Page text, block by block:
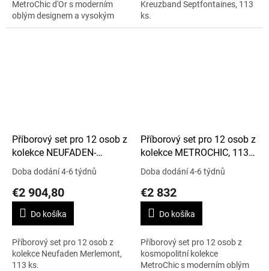
MetroChic d'Or s moderním
oblým designem a vysokým
leskem, 70 ks.
Kreuzband Septfontaines, 113
ks.
Příborový set pro 12 osob z
kolekce NEUFADEN-
MERLEMONT, 113 ks
Doba dodání 4-6 týdnů
€2 904,80
Do košíka
Příborový set pro 12 osob z
kolekce Neufaden Merlemont,
113 ks.
Příborový set pro 12 osob z
kolekce METROCHIC, 113
ks
Doba dodání 4-6 týdnů
€2 832
Do košíka
Příborový set pro 12 osob z
kosmopolitní kolekce
MetroChic s moderním oblým